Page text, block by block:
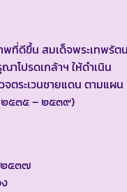
ที่ดีขึ้น สมเด็จพระเทพรัต
าโปรดเกล้าฯ ให้ดำเนิน
จตระเวนชายแดน ตามแผน
๒๕๓๕ – ๒๕๓๙)
๒๕๓๗